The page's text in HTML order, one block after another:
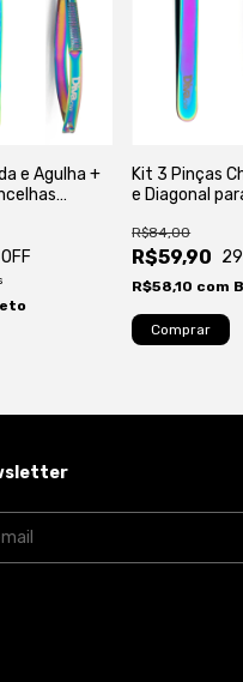
e Agulha +
Kit 3 Pinças
e Diagonal
R$59,90
R$84,00
29
R$58,10 com